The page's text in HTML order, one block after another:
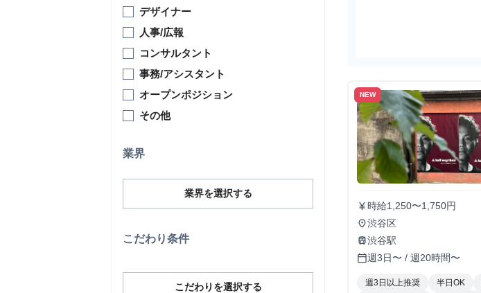
デザイナー
人事/広報
コンサルタント
事務/アシスタント
オープンポジション
その他
業界
業界を選択する
こだわり条件
こだわりを選択する
NEW
currency_yen時給1,250〜1,750円
place渋谷区
train渋谷駅
calendar_today週3日〜 / 週20時間〜
週3日以上推奨 半日OK